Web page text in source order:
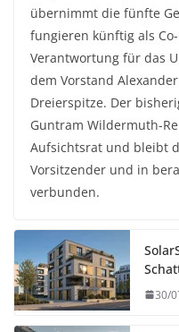
übernimmt die fünfte
fungieren künftig als
Verantwortung für das
dem Vorstand
Dreierspitze. Der
Guntram Wildermuth-
Aufsichtsrat und bleibt
Vorsitzender und in
verbunden.
30/